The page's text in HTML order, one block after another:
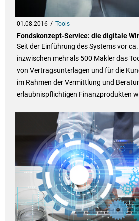
01.08.2016 Tools
Fondskonzept-Service: die digitale
Seit der Einführung des Systems vor
inzwischen mehr als 500 Makler das
von Vertragsunterlagen und für die
im Rahmen der Vermittlung und
erlaubnispflichtigen Finanzprodukten